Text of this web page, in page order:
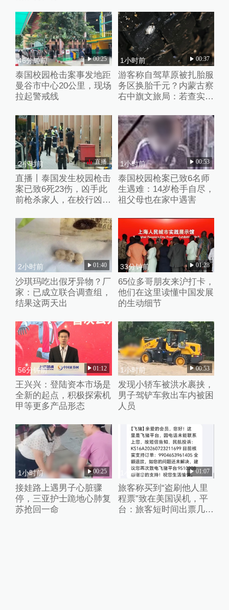
46分钟前 00:25
泰国校园枪击案事发地距
曼谷市中心20公里，现场
拉起警戒线
1小时前 00:37
游客称自驾草原被扎胎服
务区换胎千元？内蒙古察
右中旗文旅局：若查实人
2小时前 直播
直播丨泰国发生校园枪击
案已致6死23伤，凶手此
前枪杀家人，在校行凶后
1小时前 00:53
泰国校园枪案已致6名师
生遇难：14岁枪手自尽，
祖父母也在家中遇害
2小时前 01:40
沙琪玛吃出假牙异物？厂
家：已成立联合调查组，
结果这两天出
33分钟前 01:28
65位多哥朋友来沪打卡，
他们在这里读懂中国发展
的生动细节
56分钟前 01:12
王兴兴：登陆资本市场是
全新的起点，积极探索机
甲等更多产品形态
1小时前 00:53
发现小轿车被洪水裹挟，
男子驾铲车救出车内被困
人员
1小时前 00:25
接娃路上遇男子心脏骤
停，三亚护士跪地心肺复
苏抢回一命
1小时前 01:07
旅客称买到“盗刷他人里
程票”致在美国误机，平
台：旅客短时间出票几十